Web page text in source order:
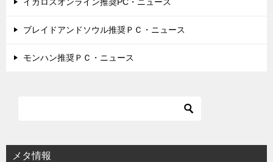
イカロスオンライン推奨PC・ニュース
ブレイドアンドソウル推奨ＰＣ・ニュース
モンハン推奨ＰＣ・ニュース
メタ情報